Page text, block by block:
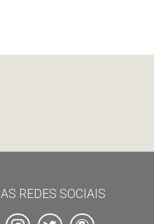
REDES SOCIAIS